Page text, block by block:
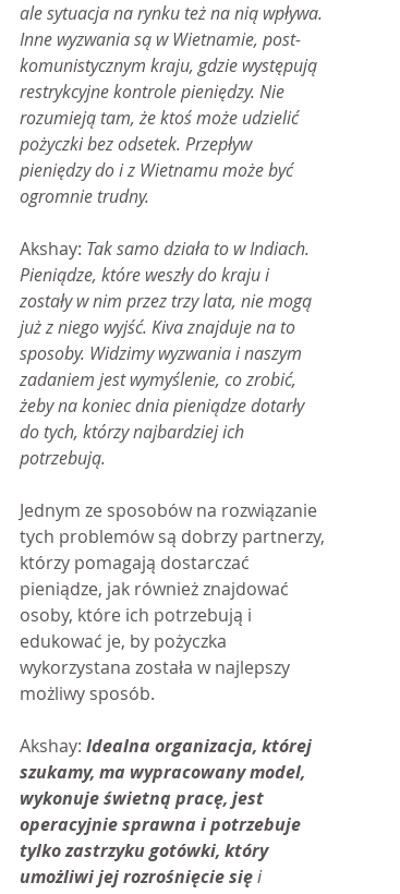
ale sytuacja na rynku też na nią wpływa.
Inne wyzwania są w Wietnamie, post-
komunistycznym kraju, gdzie występują
restrykcyjne kontrole pieniędzy. Nie
rozumieją tam, że ktoś może udzielić
pożyczki bez odsetek. Przepływ
pieniędzy do i z Wietnamu może być
ogromnie trudny.
Akshay: Tak samo działa to w Indiach.
Pieniądze, które weszły do kraju i
zostały w nim przez trzy lata, nie mogą
już z niego wyjść. Kiva znajduje na to
sposoby. Widzimy wyzwania i naszym
zadaniem jest wymyślenie, co zrobić,
żeby na koniec dnia pieniądze dotarły
do tych, którzy najbardziej ich
potrzebują.
Jednym ze sposobów na rozwiązanie
tych problemów są dobrzy partnerzy,
którzy pomagają dostarczać
pieniądze, jak również znajdować
osoby, które ich potrzebują i
edukować je, by pożyczka
wykorzystana została w najlepszy
możliwy sposób.
Akshay: Idealna organizacja, której
szukamy, ma wypracowany model,
wykonuje świetną pracę, jest
operacyjnie sprawna i potrzebuje
tylko zastrzyku gotówki, który
umożliwi jej rozrośnięcie się i